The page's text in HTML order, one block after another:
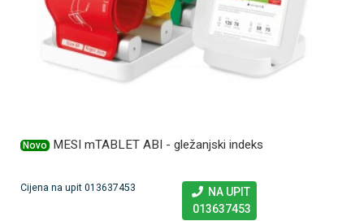
Novo MESI mTABLET ABI - gležanjski indeks
Cijena na upit 013637453
NA UPIT
013637453